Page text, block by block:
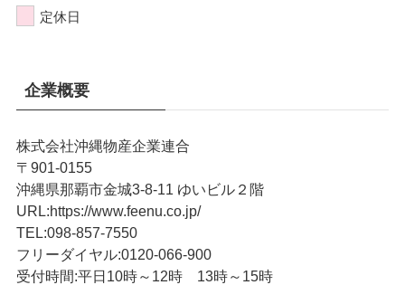
定休日
企業概要
株式会社沖縄物産企業連合
〒901-0155
沖縄県那覇市金城3-8-11 ゆいビル２階
URL:https://www.feenu.co.jp/
TEL:098-857-7550
フリーダイヤル:0120-066-900
受付時間:平日10時～12時 13時～15時